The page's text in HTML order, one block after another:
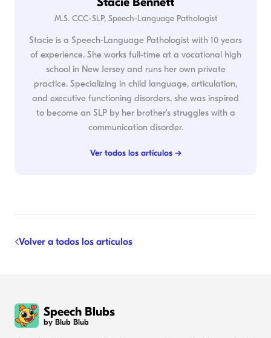
M.S. CCC-SLP, Speech-Language Pathologist
Stacie is a Speech-Language Pathologist with 10 years
of experience. She works full-time at a vocational high
school in New Jersey and runs her own private
practice. Specializing in child language, articulation,
and executive functioning disorders, she was inspired
to become an SLP by her brother's struggles with a
communication disorder.
Ver todos los artículos →
Volver a todos los artículos
Speech Blubs
by Blub Blub